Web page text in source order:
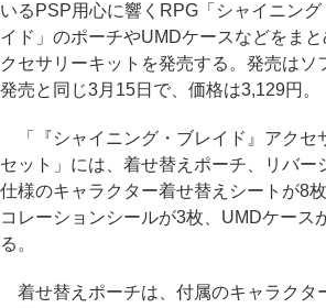
いるPSP用心に響くRPG「シャイニング
イド」のポーチやUMDケースなどをまと
クセサリーキットを発売する。発売はソ
発売と同じ3月15日で、価格は3,129円。
「『シャイニング・ブレイド』アクセ
セット」には、着せ替えポーチ、リバー
仕様のキャラクター着せ替えシートが8
コレーションシールが3枚、UMDケース
る。
着せ替えポーチは、付属のキャラクタ